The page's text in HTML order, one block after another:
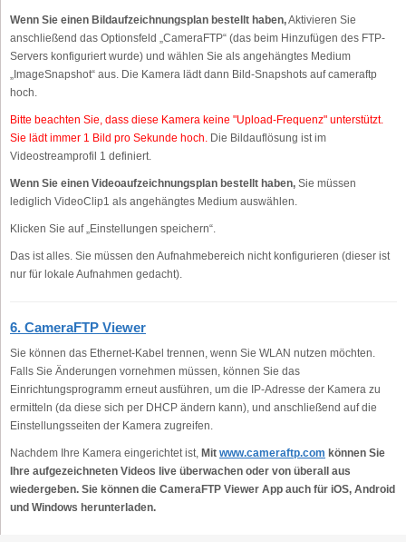
Wenn Sie einen Bildaufzeichnungsplan bestellt haben,Aktivieren Sie
anschließend das Optionsfeld „CameraFTP“ (das beim Hinzufügen des FTP-
Servers konfiguriert wurde) und wählen Sie als angehängtes Medium
„ImageSnapshot“ aus. Die Kamera lädt dann Bild-Snapshots auf cameraftp
hoch.
Bitte beachten Sie, dass diese Kamera keine "Upload-Frequenz" unterstützt.
Sie lädt immer 1 Bild pro Sekunde hoch. Die Bildauflösung ist im
Videostreamprofil 1 definiert.
Wenn Sie einen Videoaufzeichnungsplan bestellt haben, Sie müssen
lediglich VideoClip1 als angehängtes Medium auswählen.
Klicken Sie auf „Einstellungen speichern“.
Das ist alles. Sie müssen den Aufnahmebereich nicht konfigurieren (dieser ist
nur für lokale Aufnahmen gedacht).
6. CameraFTP Viewer
Sie können das Ethernet-Kabel trennen, wenn Sie WLAN nutzen möchten.
Falls Sie Änderungen vornehmen müssen, können Sie das
Einrichtungsprogramm erneut ausführen, um die IP-Adresse der Kamera zu
ermitteln (da diese sich per DHCP ändern kann), und anschließend auf die
Einstellungsseiten der Kamera zugreifen.
Nachdem Ihre Kamera eingerichtet ist, Mit www.cameraftp.com können Sie
Ihre aufgezeichneten Videos live überwachen oder von überall aus
wiedergeben. Sie können die CameraFTP Viewer App auch für iOS, Android
und Windows herunterladen.